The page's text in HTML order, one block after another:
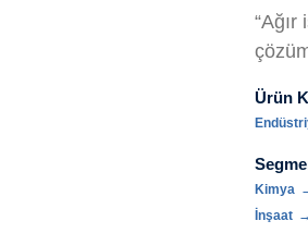
Ürün
Kimya
İnşaat